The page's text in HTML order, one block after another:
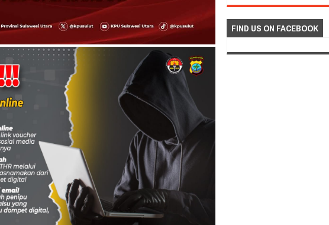
FIND US ON FACEBOOK